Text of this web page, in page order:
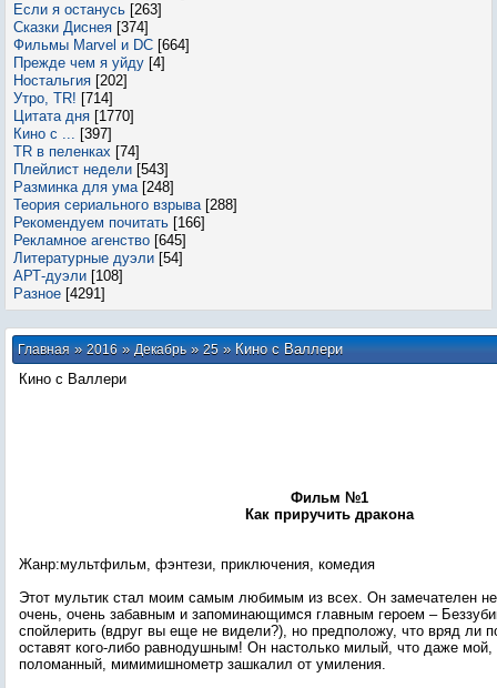
Если я останусь [263]
Сказки Диснея [374]
Фильмы Marvel и DC [664]
Прежде чем я уйду [4]
Ностальгия [202]
Утро, TR! [714]
Цитата дня [1770]
Кино с ... [397]
TR в пеленках [74]
Плейлист недели [543]
Разминка для ума [248]
Теория сериального взрыва [288]
Рекомендуем почитать [166]
Рекламное агенство [645]
Литературные дуэли [54]
АРТ-дуэли [108]
Разное [4291]
Главная»2016 » Декабрь » 25» Кино с Валлери
Кино с Валлери
Фильм №1
Как приручить дракона
Жанр:мультфильм, фэнтези, приключения, комедия
Этот мультик стал моим самым любимым из всех. Он замечателен
очень, очень забавным и запоминающимся главным героем –
спойлерить (вдруг вы еще не видели?), но предположу, что вряд ли
оставят кого-либо равнодушным! Он настолько милый, что даже мой,
поломанный, мимимишнометр зашкалил от умиления.